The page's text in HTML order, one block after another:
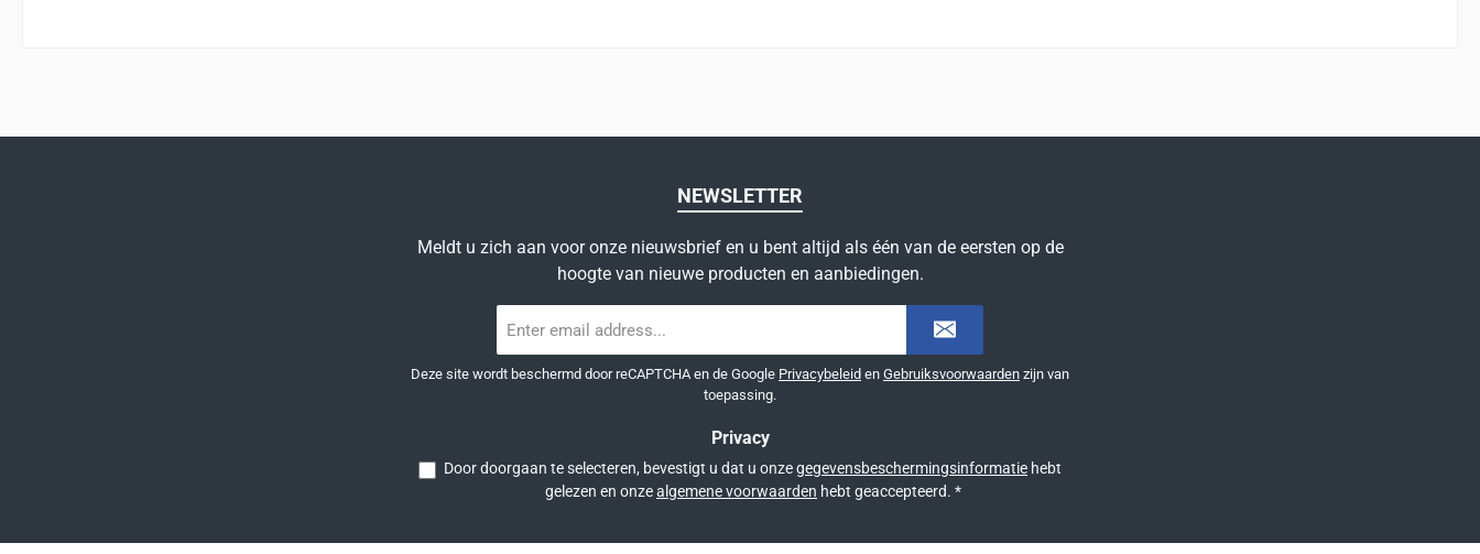
NEWSLETTER
Meldt u zich aan voor onze nieuwsbrief en u bent altijd als één van de eersten op de
hoogte van nieuwe producten en aanbiedingen.
mailadres
Deze site wordt beschermd door reCAPTCHA en de Google Privacybeleid en Gebruiksvoorwaarden zijn van
toepassing.
Privacy
Door doorgaan te selecteren, bevestigt u dat u onzegegevensbeschermingsinformatie hebt
gelezen en onzealgemene voorwaarden hebt geaccepteerd. *